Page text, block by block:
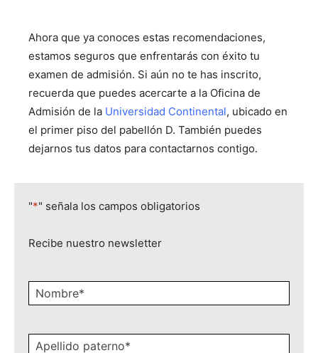
Ahora que ya conoces estas recomendaciones,
estamos seguros que enfrentarás con éxito tu
examen de admisión. Si aún no te has inscrito,
recuerda que puedes acercarte a la Oficina de
Admisión de la Universidad Continental, ubicado en
el primer piso del pabellón D. También puedes
dejarnos tus datos para contactarnos contigo.
"*" señala los campos obligatorios
Recibe nuestro newsletter
Nombre*
Apellido